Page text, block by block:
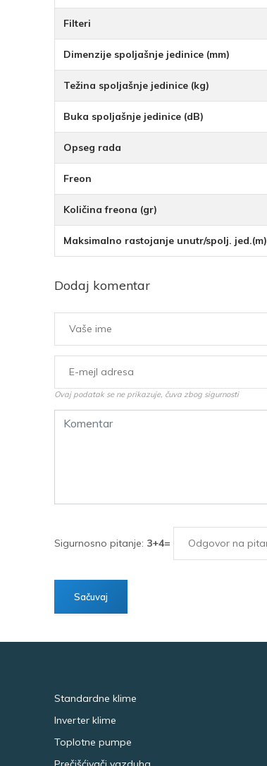
Filteri
Dimenzije spoljašnje jedinice (mm)
Težina spoljašnje jedinice (kg)
Buka spoljašnje jedinice (dB)
Opseg rada
Freon
Količina freona (gr)
Maksimalno rastojanje unutr/spolj. jed.(m)
Dodaj komentar
Ovaj podatak se ne prikazuje, čuva zbog sigurnosti
Sigurnosno pitanje: 3+4=
Standardne klime
Inverter klime
Toplotne pumpe